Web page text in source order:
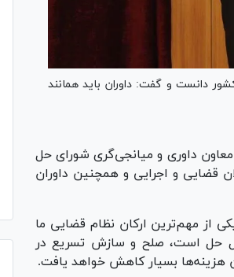
دانست و گفت: داوران باید همانند
داوری و میانجی‌گری شورای حل
قضایی و اجرایی و همچنین داوران
از مهم‌ترین ارکان نظام قضایی ما
حل است، صلح و سازش تسریع در
هزینه‌ها بسیار کاهش خواهد یافت.